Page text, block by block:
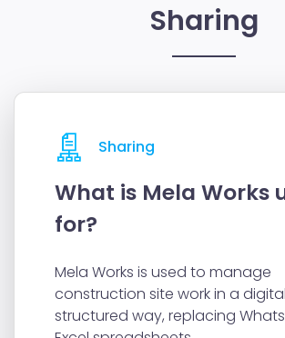
Sharing
Sharing
What is Mela Works
for?
Mela Works is used to manage
construction site work in a
structured way, replacing